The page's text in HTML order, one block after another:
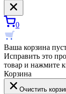
0
Ваша корзина
Исправить это
товар и нажмите
Корзина
Очистить